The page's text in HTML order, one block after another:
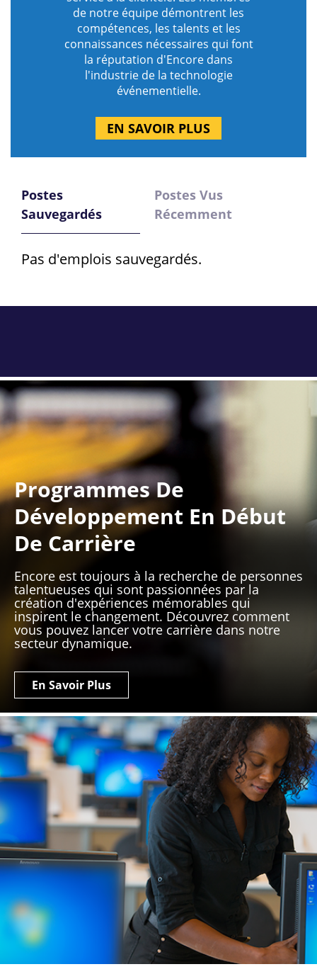
de notre équipe démontrent les
compétences, les talents et les
connaissances nécessaires qui font
la réputation d'Encore dans
l'industrie de la technologie
événementielle.
EN SAVOIR PLUS
Postes
Sauvegardés
Postes Vus
Récemment
Pas d'emplois sauvegardés.
Programmes De
Développement En Début
De Carrière
Encore est toujours à la recherche de personnes
talentueuses qui sont passionnées par la
création d'expériences mémorables qui
inspirent le changement. Découvrez comment
vous pouvez lancer votre carrière dans notre
secteur dynamique.
En Savoir Plus